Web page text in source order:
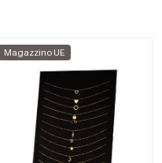
Magazzino UE